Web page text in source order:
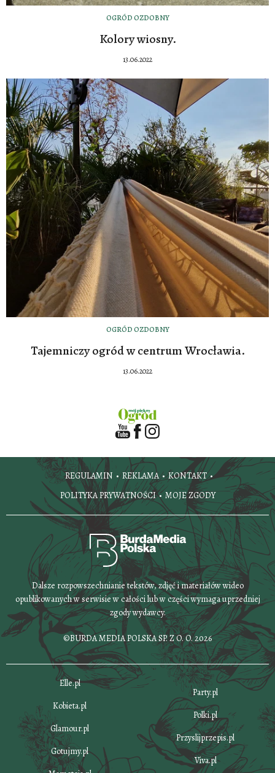
OGRÓD OZDOBNY
Kolory wiosny.
13.06.2022
OGRÓD OZDOBNY
Tajemniczy ogród w centrum Wrocławia.
13.06.2022
REGULAMIN REKLAMA
KONTAKT
POLITYKA PRYWATNOŚCI
MOJE ZGODY
Dalsze rozpowszechnianie tekstów, zdjęć i materiałów wideo
opublikowanych w serwisie w całości lub w części wymaga uprzedniej
zgody wydawcy.
©BURDA MEDIA POLSKA SP. Z O. O. 2026
Elle.pl
Kobieta.pl
Glamour.pl
Gotujmy.pl
Party.pl
Polki.pl
Przyslijprzepis.pl
Viva.pl